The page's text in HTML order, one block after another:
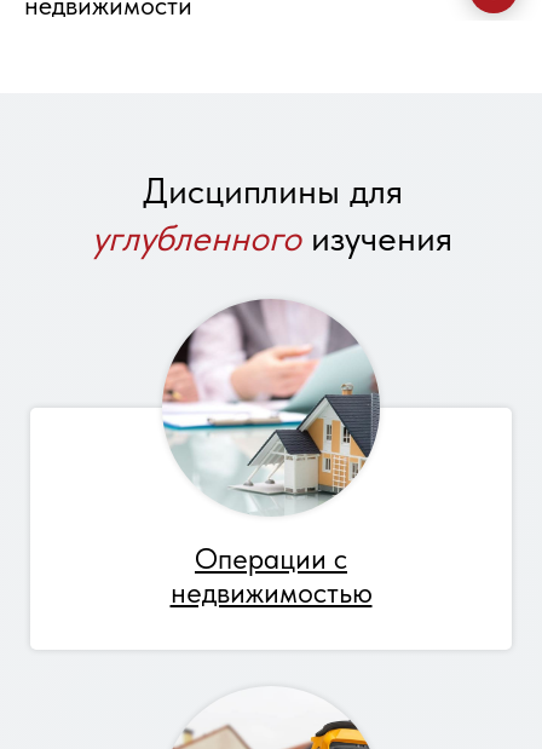
Дисциплины для
углубленногоизучения
Операции с
недвижимостью